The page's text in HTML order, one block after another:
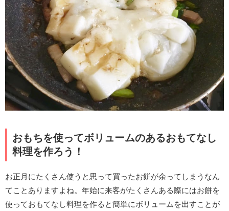
おもちを使ってボリュームのあるおもてなし
料理を作ろう！
お正月にたくさん使うと思って買ったお餅が余ってしまうなん
てことありますよね。年始に来客がたくさんある際にはお餅を
使っておもてなし料理を作ると簡単にボリュームを出すことが